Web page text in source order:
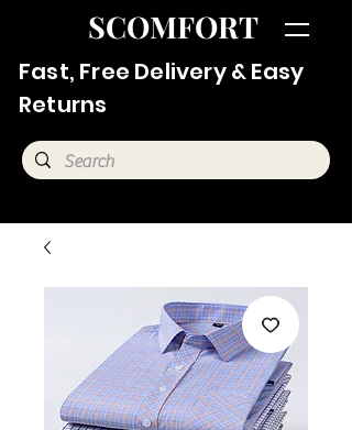
SCOMFORT
Fast, Free Delivery & Easy
Returns